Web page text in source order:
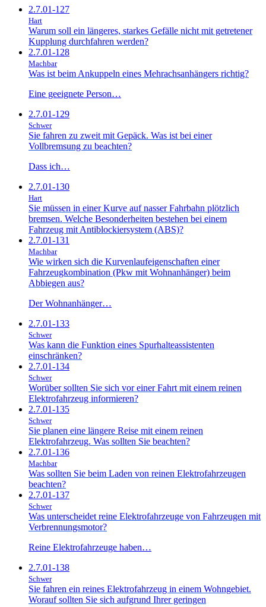
2.7.01-127
Hart
Warum soll ein längeres, starkes Gefälle nicht mit getretener
Kupplung durchfahren werden?
2.7.01-128
Machbar
Was ist beim Ankuppeln eines Mehrachsanhängers richtig?
Eine geeignete Person…
2.7.01-129
Schwer
Sie fahren zu zweit mit Gepäck. Was ist bei einer
Vollbremsung zu beachten?
Dass ich…
2.7.01-130
Hart
Sie müssen in einer Kurve auf nasser Fahrbahn plötzlich
bremsen. Welche Besonderheiten bestehen bei einem
Fahrzeug mit Antiblockiersystem (ABS)?
2.7.01-131
Machbar
Wie wirken sich die Kurvenlaufeigenschaften einer
Fahrzeugkombination (Pkw mit Wohnanhänger) beim
Abbiegen aus?
Der Wohnanhänger…
2.7.01-133
Schwer
Was kann die Funktion eines Spurhalteassistenten
einschränken?
2.7.01-134
Schwer
Worüber sollten Sie sich vor einer Fahrt mit einem reinen
Elektrofahrzeug informieren?
2.7.01-135
Schwer
Sie planen eine längere Reise mit einem reinen
Elektrofahrzeug. Was sollten Sie beachten?
2.7.01-136
Machbar
Was sollten Sie beim Laden von reinen Elektrofahrzeugen
beachten?
2.7.01-137
Schwer
Was unterscheidet reine Elektrofahrzeuge von Fahrzeugen mit
Verbrennungsmotor?
Reine Elektrofahrzeuge haben…
2.7.01-138
Schwer
Sie fahren ein reines Elektrofahrzeug in einem Wohngebiet.
Worauf sollten Sie sich aufgrund Ihrer geringen